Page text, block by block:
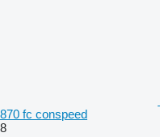
870 fc conspeed
8